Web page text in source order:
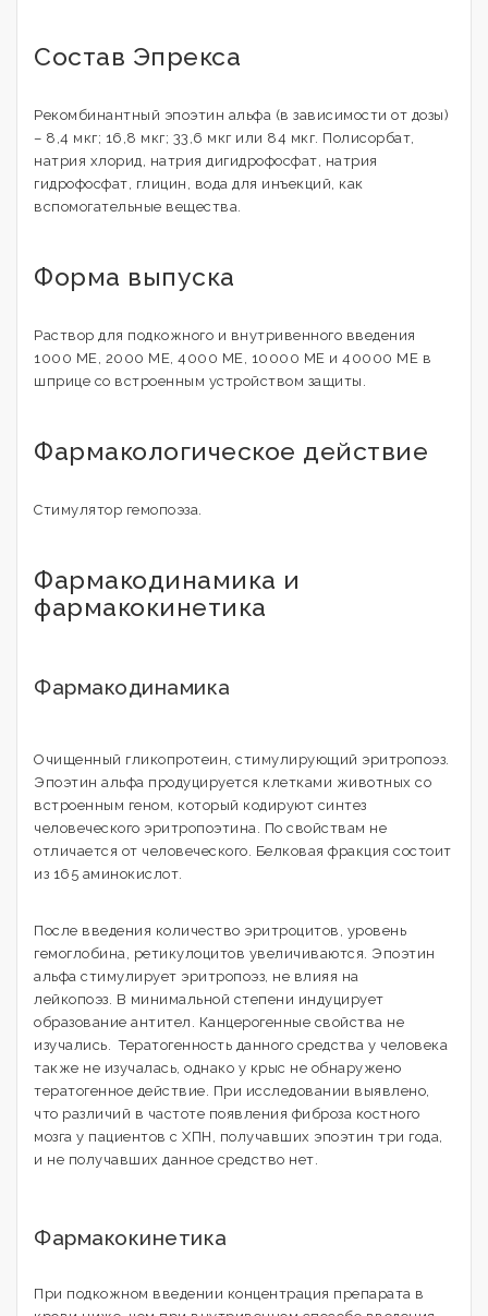
Состав Эпрекса
Рекомбинантный эпоэтин альфа (в зависимости от дозы)
– 8,4 мкг; 16,8 мкг; 33,6 мкг или 84 мкг. Полисорбат,
натрия хлорид, натрия дигидрофосфат, натрия
гидрофосфат, глицин, вода для инъекций, как
вспомогательные вещества.
Форма выпуска
Раствор для подкожного и внутривенного введения
1000 МЕ, 2000 МЕ, 4000 МЕ, 10000 МЕ и 40000 МЕ в
шприце со встроенным устройством защиты.
Фармакологическое действие
Стимулятор гемопоэза.
Фармакодинамика и
фармакокинетика
Фармакодинамика
Очищенный гликопротеин, стимулирующий эритропоэз.
Эпоэтин альфа продуцируется клетками животных со
встроенным геном, который кодируют синтез
человеческого эритропоэтина. По свойствам не
отличается от человеческого. Белковая фракция состоит
из 165 аминокислот.
После введения количество эритроцитов, уровень
гемоглобина, ретикулоцитов увеличиваются. Эпоэтин
альфа стимулирует эритропоэз, не влияя на
лейкопоэз. В минимальной степени индуцирует
образование антител. Канцерогенные свойства не
изучались. Тератогенность данного средства у человека
также не изучалась, однако у крыс не обнаружено
тератогенное действие. При исследовании выявлено,
что различий в частоте появления фиброза костного
мозга у пациентов с ХПН, получавших эпоэтин три года,
и не получавших данное средство нет.
Фармакокинетика
При подкожном введении концентрация препарата в